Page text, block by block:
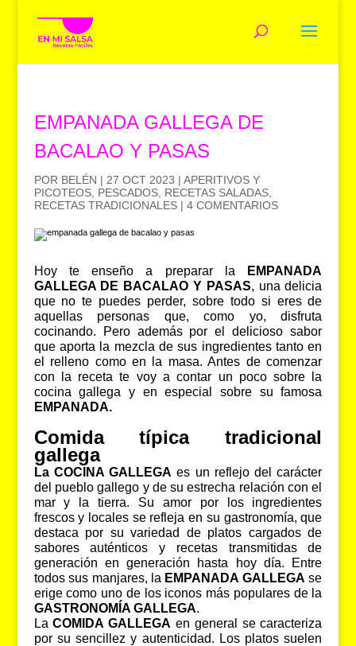
EMPANADA GALLEGA DE
BACALAO Y PASAS
POR BELÉN | 27 OCT 2023 | APERITIVOS Y
PICOTEOS, PESCADOS, RECETAS SALADAS,
RECETAS TRADICIONALES| 4 COMENTARIOS
Hoy te enseño a preparar la
EMPANADA
GALLEGA DE BACALAO Y PASAS, una delicia
que no te puedes perder, sobre todo si eres de
aquellas personas que, como yo, disfruta
cocinando. Pero además por el delicioso sabor
que aporta la mezcla de sus ingredientes tanto en
el relleno como en la masa. Antes de comenzar
con la receta te voy a contar un poco sobre la
cocina gallega y en especial sobre su famosa
EMPANADA.
Comida típica tradicional
gallega
La COCINA GALLEGA es un reflejo del carácter
del pueblo gallego y de su estrecha relación con el
mar y la tierra. Su amor por los ingredientes
frescos y locales se refleja en su gastronomía, que
destaca por su variedad de platos cargados de
sabores auténticos y recetas transmitidas de
generación en generación hasta hoy día. Entre
todos sus manjares, la EMPANADA GALLEGA se
erige como uno de los iconos más populares de la
GASTRONOMÍA GALLEGA.
LaCOMIDA GALLEGA en general se caracteriza
por su sencillez y autenticidad. Los platos suelen